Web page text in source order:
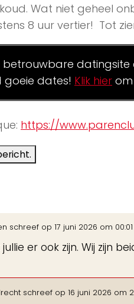
Wat niet geheel
8 uur vertier! Tot
betrouwbare datingsite
goeie dates! Klik hier
https://
schreef op 17 juni 2026 om 00:01
er ook zijn. Wij zijn
schreef op 16 juni 2026 om